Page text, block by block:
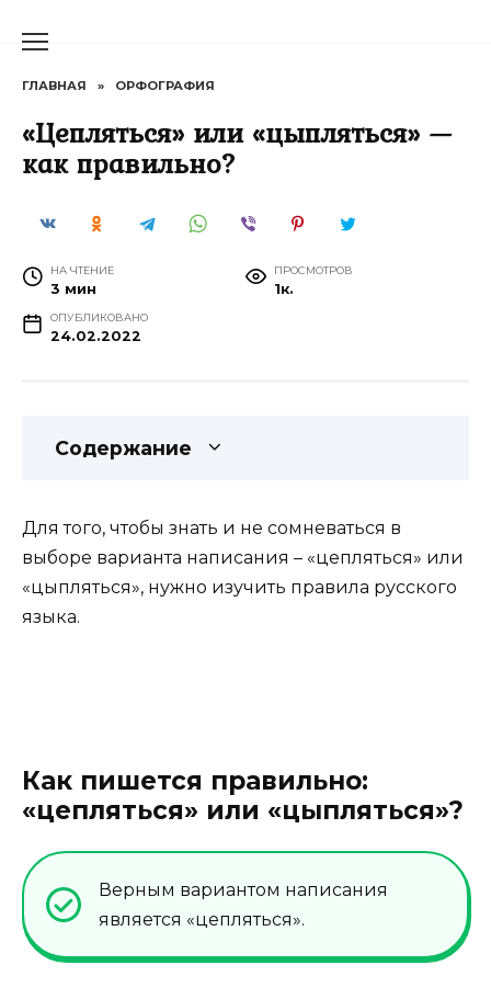
ГЛАВНАЯ » ОРФОГРАФИЯ
«Цепляться» или «цыпляться» —
как правильно?
НА ЧТЕНИЕ
3 мин
ПРОСМОТРОВ
1к.
ОПУБЛИКОВАНО
24.02.2022
Содержание
Для того, чтобы знать и не сомневаться в
выборе варианта написания – «цепляться» или
«цыпляться», нужно изучить правила русского
языка.
Как пишется правильно:
«цепляться» или «цыпляться»?
Верным вариантом написания
является «цепляться».